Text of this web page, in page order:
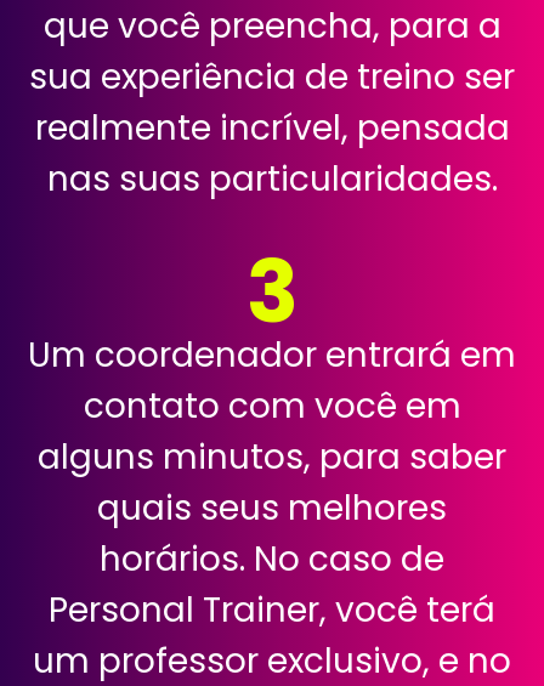
que você preencha, para a
sua experiência de treino ser
realmente incrível, pensada
nas suas particularidades.
3
Um coordenador entrará em
contato com você em
alguns minutos, para saber
quais seus melhores
horários. No caso de
Personal Trainer, você terá
um professor exclusivo, e no